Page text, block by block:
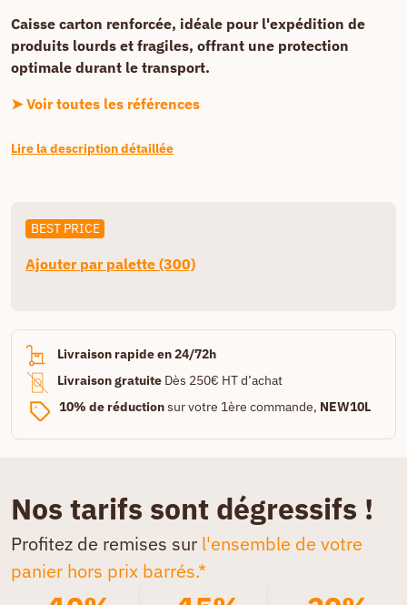
Caisse carton renforcée, idéale pour l'expédition de
produits lourds et fragiles, offrant une protection
optimale durant le transport.
➤ Voir toutes les références
Lire la description détaillée
BEST PRICE
Ajouter par palette (300)
Livraison rapide en 24/72h
Livraison gratuite Dès 250€ HT d’achat
10% de réductionsur votre 1ère commande, NEW10L
Nos tarifs sont dégressifs !
Profitez de remises sur l'ensemble de votre
panier hors prix barrés.*